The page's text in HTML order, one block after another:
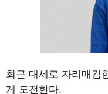
최근 대세로 자리매김
게 도전한다.